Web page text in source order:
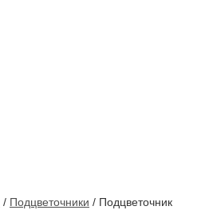
/ Подцветочники / Подцветочник